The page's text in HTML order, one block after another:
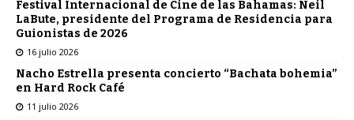
Festival Internacional de Cine de las Bahamas: Neil
LaBute, presidente del Programa de Residencia para
Guionistas de 2026
16 julio 2026
Nacho Estrella presenta concierto “Bachata bohemia”
en Hard Rock Café
11 julio 2026